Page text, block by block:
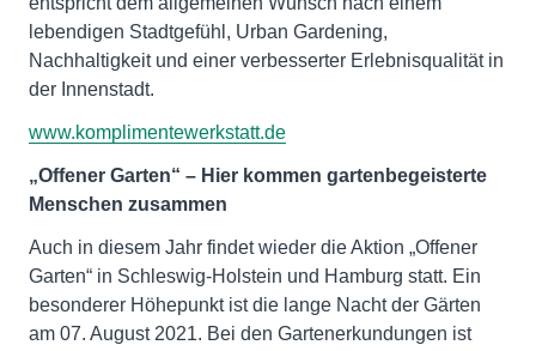
lebendigen Stadtgefühl, Urban Gardening,
Nachhaltigkeit und einer verbesserter Erlebnisqualität in
der Innenstadt.
www.komplimentewerkstatt.de
„Offener Garten“ – Hier kommen gartenbegeisterte
Menschen zusammen
Auch in diesem Jahr findet wieder die Aktion „Offener
Garten“ in Schleswig-Holstein und Hamburg statt. Ein
besonderer Höhepunkt ist die lange Nacht der Gärten
am 07. August 2021. Bei den Gartenerkundungen ist